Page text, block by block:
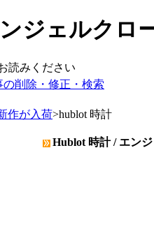
ジェルクロ
読みください
の削除・修正・検索
作が入荷>hublot 時計
Hublot 時計 / エン